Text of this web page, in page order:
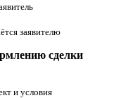
заявителю
сделки
и условия